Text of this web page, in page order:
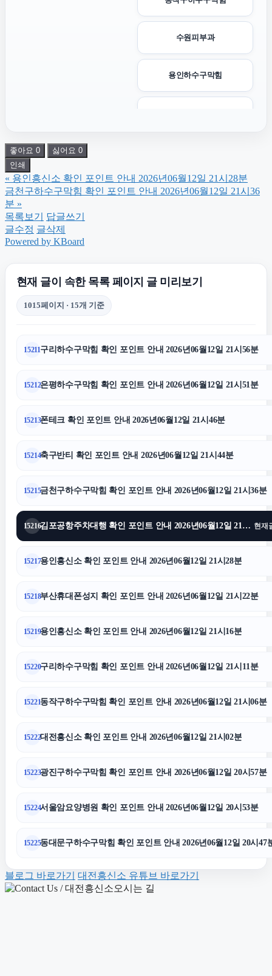
수원피부과
용인하수구막힘
이혼전문변호사
강남하수구막힘
광진구하수구막힘
폰테크
네이버 검색광고
광교피부과
광진하수구막힘
법인 장기렌트
좋아요 0 싫어요 0
인쇄
« 용인흥신소 확인 포인트 안내 2026년06월12일 21시28분
금천구하수구막힘 확인 포인트 안내 2026년06월12일 21시36
분 »
목록보기
답글쓰기
글수정 글삭제
Powered by KBoard
현재 글이 속한 목록 페이지 글 미리보기
1015페이지 · 15개 기준
15211구리하수구막힘 확인 포인트 안내 2026년06월12일 21시56분
15212은평하수구막힘 확인 포인트 안내 2026년06월12일 21시51분
15213폰테크 확인 포인트 안내 2026년06월12일 21시46분
15214축구반티 확인 포인트 안내 2026년06월12일 21시44분
15215금천구하수구막힘 확인 포인트 안내 2026년06월12일 21시36분
15216 김포공항주차대행 확인 포인트 안내 2026년06월12일 21시33분 현재
15217용인흥신소 확인 포인트 안내 2026년06월12일 21시28분
15218부산휴대폰성지 확인 포인트 안내 2026년06월12일 21시22분
15219용인흥신소 확인 포인트 안내 2026년06월12일 21시16분
15220구리하수구막힘 확인 포인트 안내 2026년06월12일 21시11분
15221동작구하수구막힘 확인 포인트 안내 2026년06월12일 21시06분
15222대전흥신소 확인 포인트 안내 2026년06월12일 21시02분
15223광진구하수구막힘 확인 포인트 안내 2026년06월12일 20시57분
15224서울암요양병원 확인 포인트 안내 2026년06월12일 20시53분
15225동대문구하수구막힘 확인 포인트 안내 2026년06월12일 20시47
블로그 바로가기 대전흥신소 유튜브 바로가기